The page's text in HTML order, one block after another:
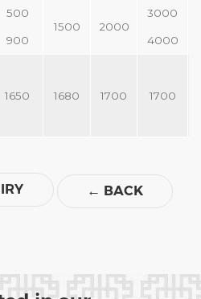
500
900
1500 2000
3000
4000
1650 1680 1700 1700
← BACK